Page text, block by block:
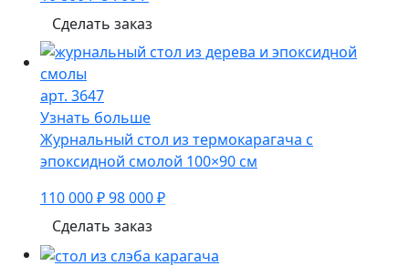
Сделать заказ
арт. 3647
Узнать больше
Журнальный стол из термокарагача с
эпоксидной смолой 100×90 см
110 000 ₽98 000 ₽
Сделать заказ